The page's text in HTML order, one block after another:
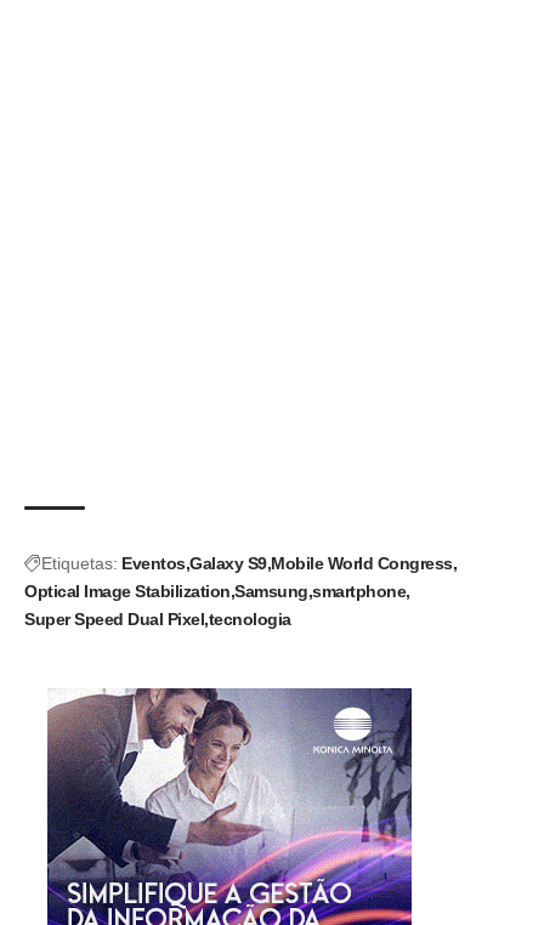
Etiquetas: Eventos Galaxy S9 Mobile World Congress
Optical Image Stabilization Samsung smartphone
Super Speed Dual Pixel tecnologia